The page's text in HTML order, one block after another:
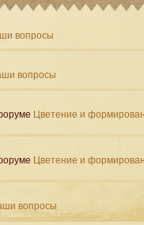
вопросы
вопросы
Цветение и
Цветение и
вопросы